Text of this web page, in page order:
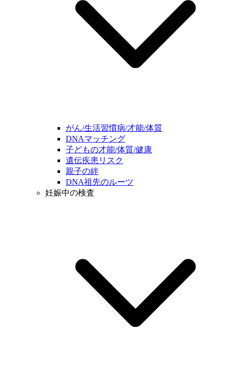
がん/生活習慣病/才能/体質
DNAマッチング
子どもの才能/体質/健康
遺伝疾患リスク
親子の絆
DNA祖先のルーツ
妊娠中の検査